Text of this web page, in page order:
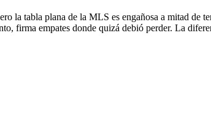
la tabla plana de la MLS es engañosa a mitad de
firma empates donde quizá debió perder. La